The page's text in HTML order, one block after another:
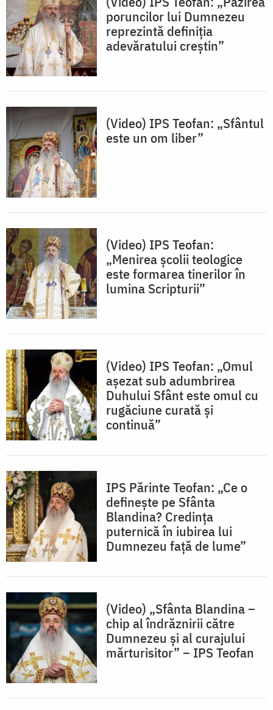
poruncilor lui Dumnezeu
reprezintă definiția
adevăratului creștin”
(Video) IPS Teofan: „Sfântul
este un om liber”
(Video) IPS Teofan:
„Menirea școlii teologice
este formarea tinerilor în
lumina Scripturii”
(Video) IPS Teofan: „Omul
așezat sub adumbrirea
Duhului Sfânt este omul cu
rugăciune curată și
continuă”
IPS Părinte Teofan: „Ce o
definește pe Sfânta
Blandina? Credința
puternică în iubirea lui
Dumnezeu față de lume”
(Video) „Sfânta Blandina –
chip al îndrăznirii către
Dumnezeu și al curajului
mărturisitor” – IPS Teofan